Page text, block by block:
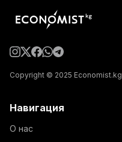
Copyright © 2025 Economist.kg
Навигация
О нас